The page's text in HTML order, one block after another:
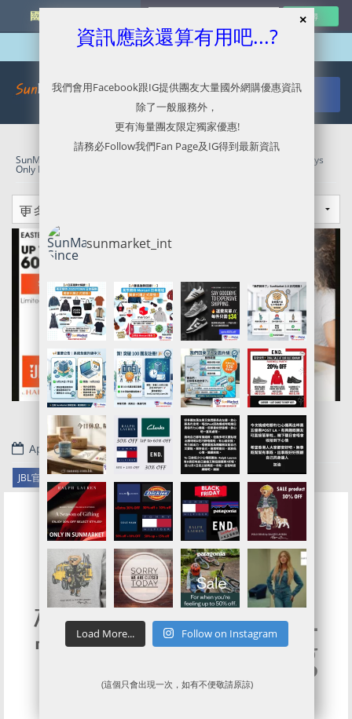
國外網購最新資訊
SunMarket 代購．代運．代寄 JBL官網代購/代運/集運服務指南 | 3 Days
Only Flash Sale
April 16, 2019
JBL官網代購/代運/集運服務指南 | 3 Days Only Flash Sale .
USD9.95耳
機!Speaker!| JBL
官網4折起Spring
Sale!
資訊應該還算有用吧...?
我們會用Facebook跟IG提供團友大量國外網購優惠資訊
除了一般服務外，
更有海量團友限定獨家優惠!
請務必Follow我們Fan Page及IG得到最新資訊
sunmarket_int
Load More... Follow on Instagram
(這個只會出現一次，如有不便敬請原諒)